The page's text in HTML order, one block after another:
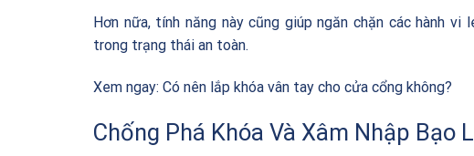
Hơn nữa, tính năng này cũng giúp ngăn chặn các hành
trong trạng thái an toàn.
Xem ngay: Có nên lắp khóa vân tay cho cửa cổng không?
Chống Phá Khóa Và Xâm Nhập Bạo